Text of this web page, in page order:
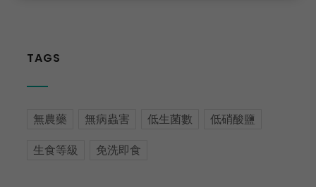
TAGS
無農藥 無病蟲害 低生菌數 低硝酸鹽
生食等級 免洗即食